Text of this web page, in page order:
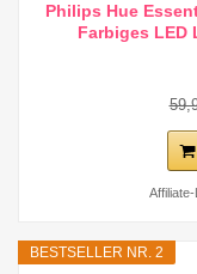
Philips Hue
Farbiges LED
BESTSELLER NR. 2